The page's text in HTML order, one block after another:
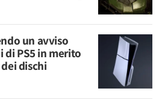
un avviso
di PS5 in merito
dischi